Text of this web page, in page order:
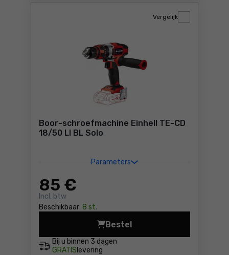
Boor-schroefmachine Einhell TE-CD
18/50 LI BL Solo
Parameters
85 €
Incl. btw
Beschikbaar: 8 st.
Vergelijk
Bij u binnen 3 dagen
GRATIS levering
Bestel
Boor-schroefmachine